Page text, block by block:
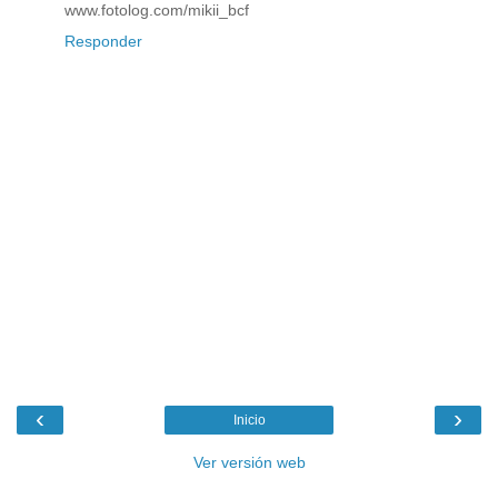
www.fotolog.com/mikii_bcf
Responder
‹ ›
Inicio
Ver versión web